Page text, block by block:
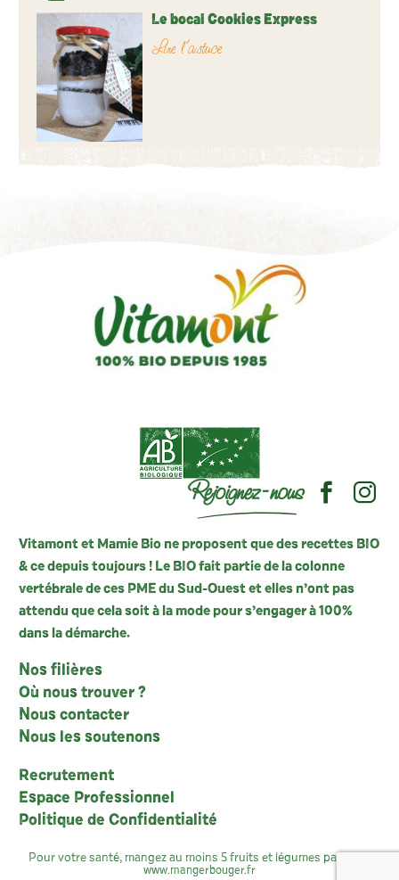
Le bocal Cookies Express
Lire l’astuce
Rejoignez-nous
Vitamont et Mamie Bio ne proposent que des recettes BIO
& ce depuis toujours ! Le BIO fait partie de la colonne
vertébrale de ces PME du Sud-Ouest et elles n’ont pas
attendu que cela soit à la mode pour s’engager à 100%
dans la démarche.
Nos filières
Où nous trouver ?
Nous contacter
Nous les soutenons
Recrutement
Espace Professionnel
Politique de Confidentialité
Pour votre santé, mangez au moins 5 fruits et légumes par jour :
www.mangerbouger.fr